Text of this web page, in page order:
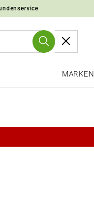
MARKEN